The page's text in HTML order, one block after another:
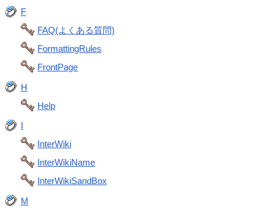
F
FAQ(よくある質問)
FormattingRules
FrontPage
H
Help
I
InterWiki
InterWikiName
InterWikiSandBox
M